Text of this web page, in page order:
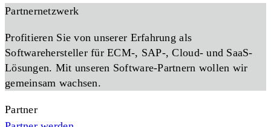
Partnernetzwerk
Profitieren Sie von unserer Erfahrung als
Softwarehersteller für ECM-, SAP-, Cloud- und SaaS-
Lösungen. Mit unseren Software-Partnern wollen wir
gemeinsam wachsen.
Partner